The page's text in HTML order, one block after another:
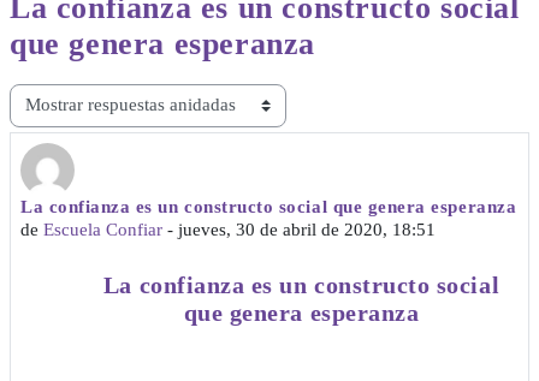
La confianza es un constructo social
que genera esperanza
Mostrar modo
La confianza es un constructo social que genera esperanza
de Escuela Confiar - jueves, 30 de abril de 2020, 18:51
Número de respuestas: 0
La confianza es un constructo social
que genera esperanza